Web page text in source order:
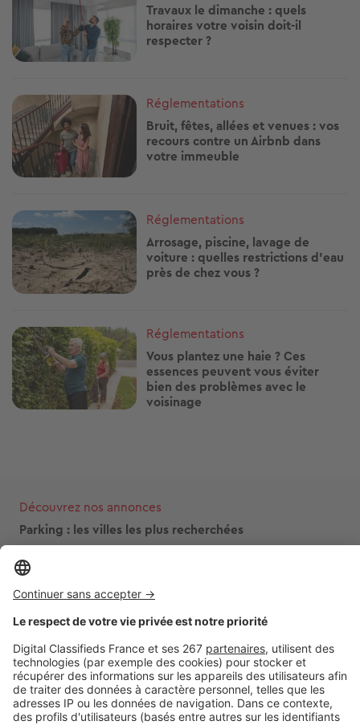
Travaux le dimanche : quels
horaires votre voisin doit-il
respecter ?
Image
Réglementations
Bruit, fêtes, allées et venues : vos
recours contre un Airbnb dans
votre immeuble
Image
Réglementations
Arrosage, piscine, lavage de
voiture : quelles restrictions d'eau
près de chez vous ?
Image
Réglementations
Vous plantez une haie ? Ces
essences peuvent vous éviter
bien des problèmes avec le
voisinage
Découvrez nos annonces
Parking : les villes les plus recherchées
Bordeaux
Cannes
Boulogne-Billancourt
Antibes Lyon
Voir toutes les annonces de parking en France